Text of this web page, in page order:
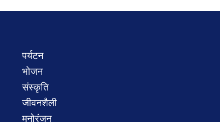
पर्यटन
भोजन
संस्कृति
जीवनशैली
मनोरंजन